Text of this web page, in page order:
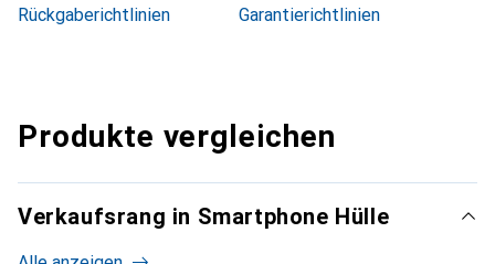
Rückgaberichtlinien
Garantierichtlinien
Produkte vergleichen
Verkaufsrang in Smartphone Hülle